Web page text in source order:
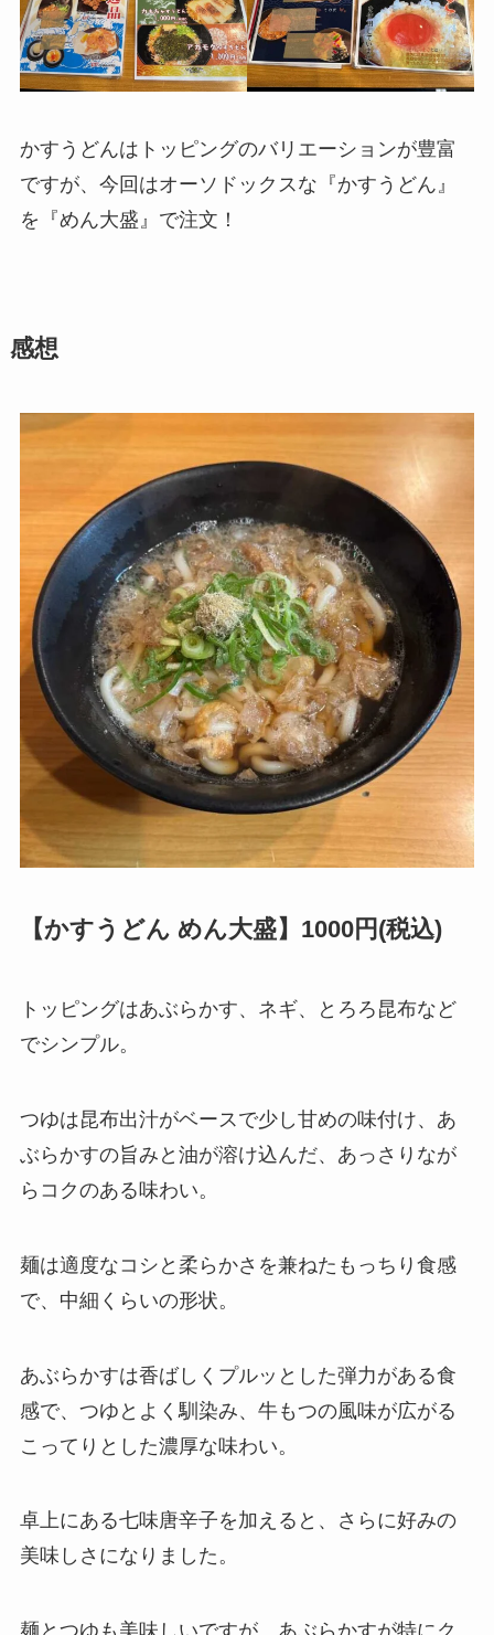
かすうどんはトッピングのバリエーションが豊富
ですが、今回はオーソドックスな『かすうどん』
を『めん大盛』で注文！
感想
【かすうどん めん大盛】1000円(税込)
トッピングはあぶらかす、ネギ、とろろ昆布など
でシンプル。
つゆは昆布出汁がベースで少し甘めの味付け、あ
ぶらかすの旨みと油が溶け込んだ、あっさりなが
らコクのある味わい。
麺は適度なコシと柔らかさを兼ねたもっちり食感
で、中細くらいの形状。
あぶらかすは香ばしくプルッとした弾力がある食
感で、つゆとよく馴染み、牛もつの風味が広がる
こってりとした濃厚な味わい。
卓上にある七味唐辛子を加えると、さらに好みの
美味しさになりました。